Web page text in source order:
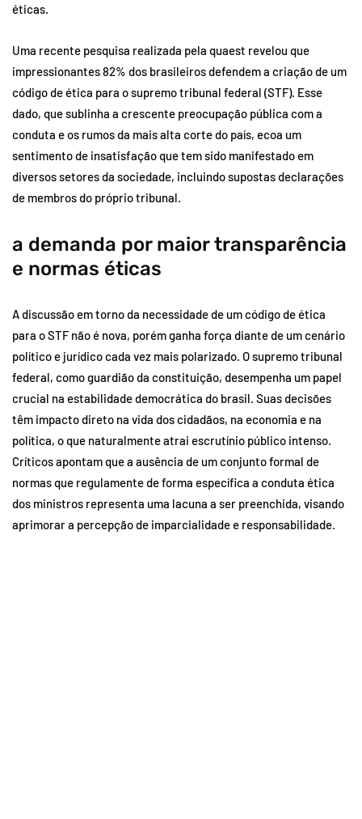
éticas.
Uma recente pesquisa realizada pela quaest revelou que
impressionantes 82% dos brasileiros defendem a criação de um
código de ética para o supremo tribunal federal (STF). Esse
dado, que sublinha a crescente preocupação pública com a
conduta e os rumos da mais alta corte do país, ecoa um
sentimento de insatisfação que tem sido manifestado em
diversos setores da sociedade, incluindo supostas declarações
de membros do próprio tribunal.
a demanda por maior transparência
e normas éticas
A discussão em torno da necessidade de um código de ética
para o STF não é nova, porém ganha força diante de um cenário
político e jurídico cada vez mais polarizado. O supremo tribunal
federal, como guardião da constituição, desempenha um papel
crucial na estabilidade democrática do brasil. Suas decisões
têm impacto direto na vida dos cidadãos, na economia e na
política, o que naturalmente atrai escrutínio público intenso.
Críticos apontam que a ausência de um conjunto formal de
normas que regulamente de forma específica a conduta ética
dos ministros representa uma lacuna a ser preenchida, visando
aprimorar a percepção de imparcialidade e responsabilidade.